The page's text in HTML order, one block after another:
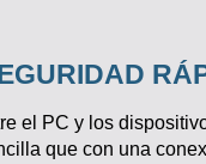
el PC y los
que con una